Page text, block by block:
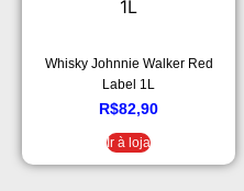
Whisky Johnnie Walker Red
Label 1L
R$82,90
Ir à loja